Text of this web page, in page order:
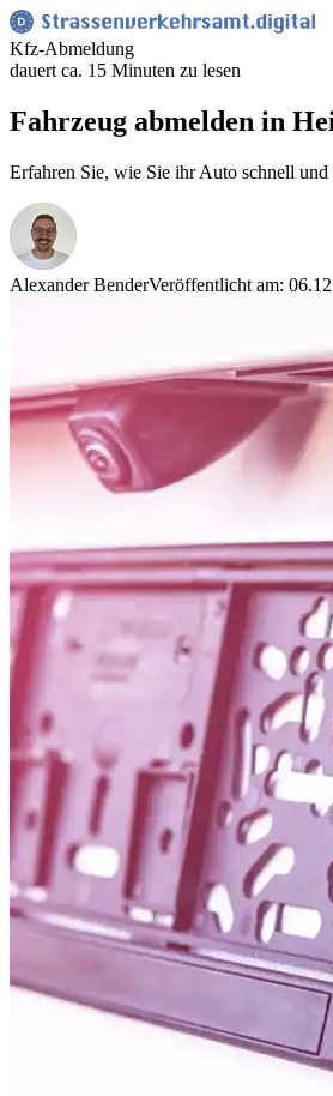
Kfz-Abmeldung
dauert ca. 15 Minuten zu lesen
Fahrzeug abmelden in
Erfahren Sie, wie Sie ihr Auto schnell
Alexander BenderVeröffentlicht am: